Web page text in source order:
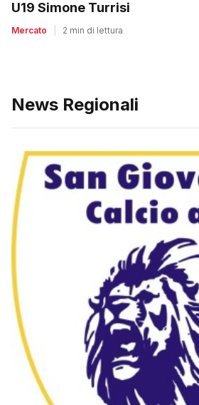
U19 Simone Turrisi
Mercato 2 min di lettura
News Regionali